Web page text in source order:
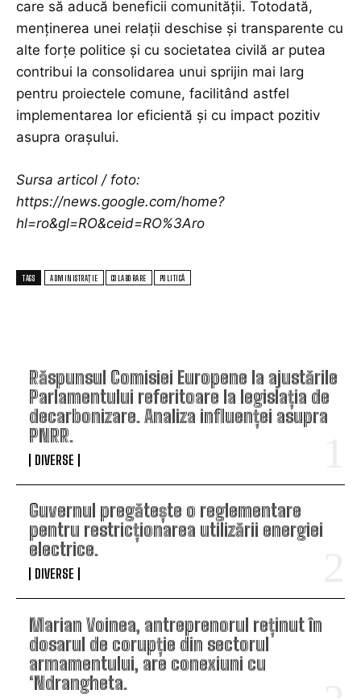
Răspunsul Comisiei Europene la ajustările
Parlamentului referitoare la legislația de
decarbonizare. Analiza influenței asupra
PNRR.
DIVERSE
Guvernul pregătește o reglementare
pentru restricționarea utilizării energiei
electrice.
DIVERSE
Marian Voinea, antreprenorul reținut în
dosarul de corupție din sectorul
armamentului, are conexiuni cu
‘Ndrangheta.
care să aducă beneficii comunității. Totodată,
menținerea unei relații deschise și transparente cu
alte forțe politice și cu societatea civilă ar putea
contribui la consolidarea unui sprijin mai larg
pentru proiectele comune, facilitând astfel
implementarea lor eficientă și cu impact pozitiv
asupra orașului.
Sursa articol / foto:
https://news.google.com/home?
hl=ro&gl=RO&ceid=RO%3Aro
TAGS ADMINISTRAȚIE COLABORARE POLITICĂ